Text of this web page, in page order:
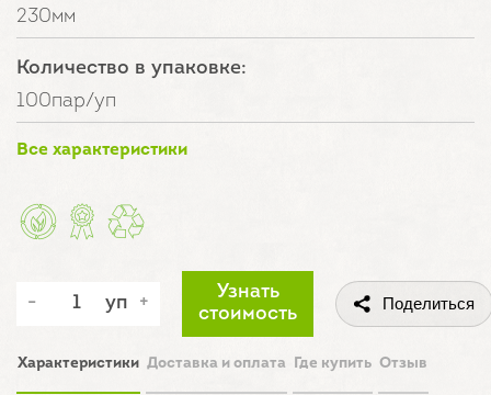
230мм
Количество в упаковке:
100пар/уп
Все характеристики
уп
Узнать
стоимость
Поделиться
Характеристики Доставка и оплата Где купить Отзыв